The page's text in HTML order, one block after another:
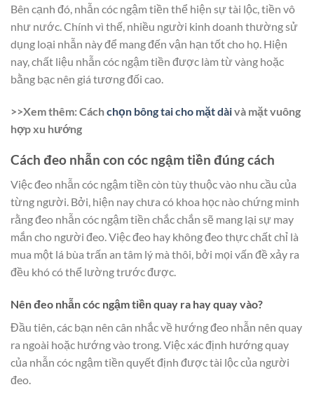
Bên cạnh đó, nhẫn cóc ngậm tiền thể hiện sự tài lộc, tiền vô
như nước. Chính vì thế, nhiều người kinh doanh thường sử
dụng loại nhẫn này để mang đến vận hạn tốt cho họ. Hiện
nay, chất liệu nhẫn cóc ngậm tiền được làm từ vàng hoặc
bằng bạc nên giá tương đối cao.
>>Xem thêm: Cáchchọn bông tai cho mặt dàivà mặt vuông
hợp xu hướng
Cách đeo nhẫn con cóc ngậm tiền đúng cách
Việc đeo nhẫn cóc ngậm tiền còn tùy thuộc vào nhu cầu của
từng người. Bởi, hiện nay chưa có khoa học nào chứng minh
rằng đeo nhẫn cóc ngậm tiền chắc chắn sẽ mang lại sự may
mắn cho người đeo. Việc đeo hay không đeo thực chất chỉ là
mua một lá bùa trấn an tâm lý mà thôi, bởi mọi vấn đề xảy ra
đều khó có thể lường trước được.
Nên đeo nhẫn cóc ngậm tiền quay ra hay quay vào?
Đầu tiên, các bạn nên cân nhắc về hướng đeo nhẫn nên quay
ra ngoài hoặc hướng vào trong. Việc xác định hướng quay
của nhẫn cóc ngậm tiền quyết định được tài lộc của người
đeo.